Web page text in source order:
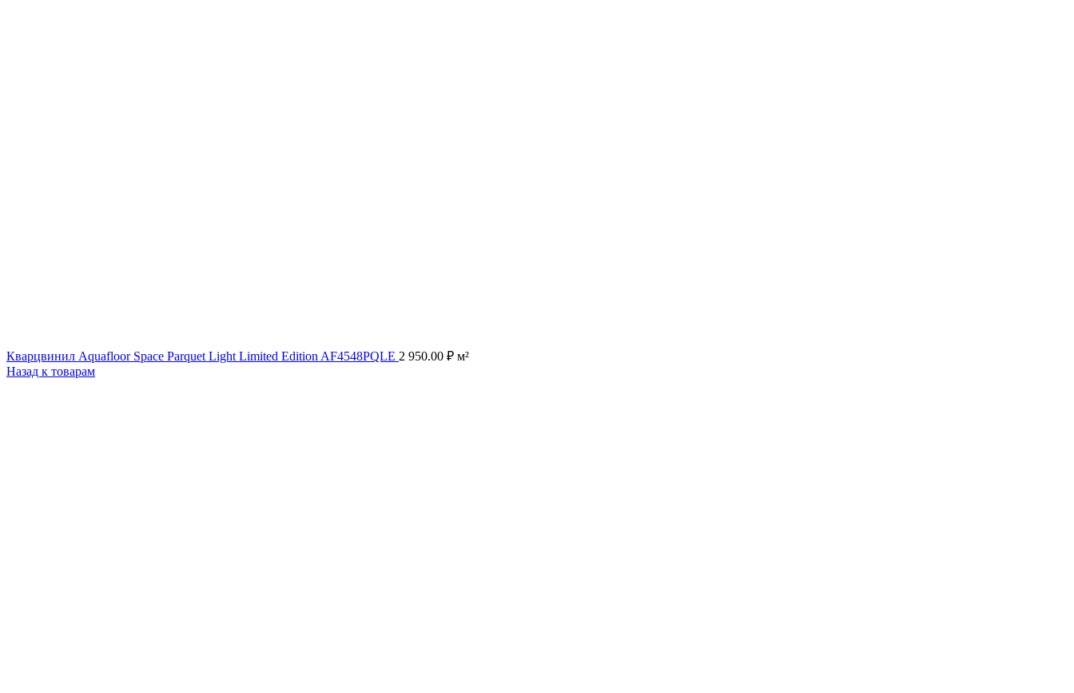
Кварцвинил Aquafloor Space Parquet Light Limited Edition AF4548PQLE 2 950.00 ₽ м²
Назад к товарам